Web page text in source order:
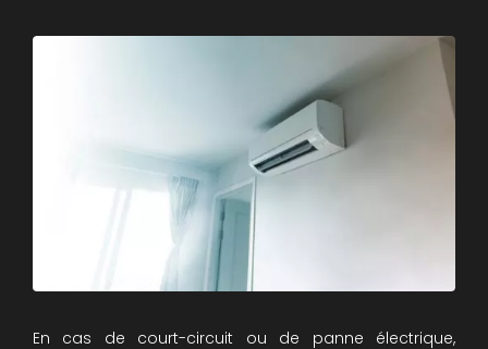
En cas de court-circuit ou de panne électrique,